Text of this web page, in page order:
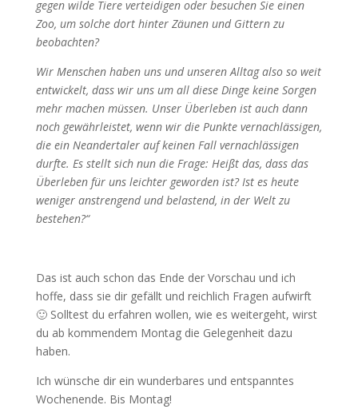
gegen wilde Tiere verteidigen oder besuchen Sie einen
Zoo, um solche dort hinter Zäunen und Gittern zu
beobachten?
Wir Menschen haben uns und unseren Alltag also so weit
entwickelt, dass wir uns um all diese Dinge keine Sorgen
mehr machen müssen. Unser Überleben ist auch dann
noch gewährleistet, wenn wir die Punkte vernachlässigen,
die ein Neandertaler auf keinen Fall vernachlässigen
durfte. Es stellt sich nun die Frage: Heißt das, dass das
Überleben für uns leichter geworden ist? Ist es heute
weniger anstrengend und belastend, in der Welt zu
bestehen?“
Das ist auch schon das Ende der Vorschau und ich
hoffe, dass sie dir gefällt und reichlich Fragen aufwirft
🙂 Solltest du erfahren wollen, wie es weitergeht, wirst
du ab kommendem Montag die Gelegenheit dazu
haben.
Ich wünsche dir ein wunderbares und entspanntes
Wochenende. Bis Montag!